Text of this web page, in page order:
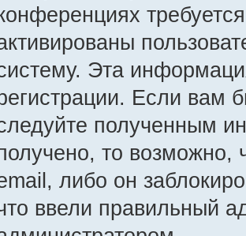
Эта
Если вам
полученным
то возможно,
либо он
ввели правильный